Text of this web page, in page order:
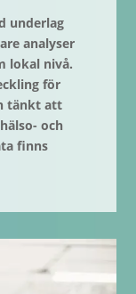
underlag
analyser
lokal nivå.
för
tänkt att
och
finns